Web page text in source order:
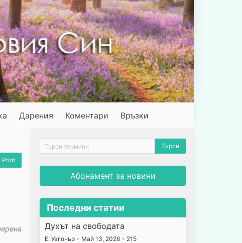
Дарения Коментари Връзки
Print
Абонамент за новини
Последни статии
Духът на свободата
E. Уагонър • Май 13, 2026 • 215